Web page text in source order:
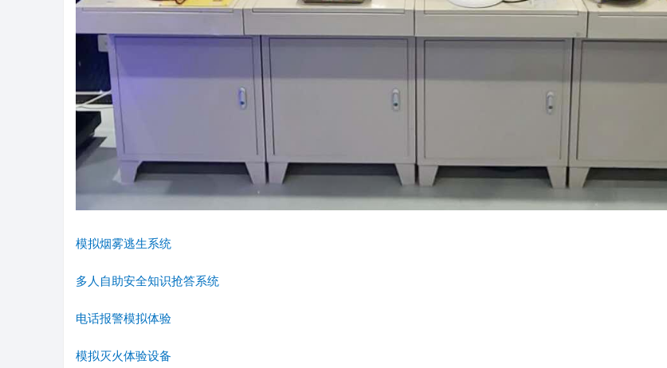
模拟烟雾逃生系统
多人自助安全知识抢答系统
电话报警模拟体验
模拟灭火体验设备